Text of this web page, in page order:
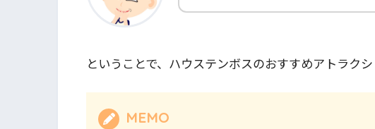
ということで、ハウステンボスのおすすめアトラク
MEMO